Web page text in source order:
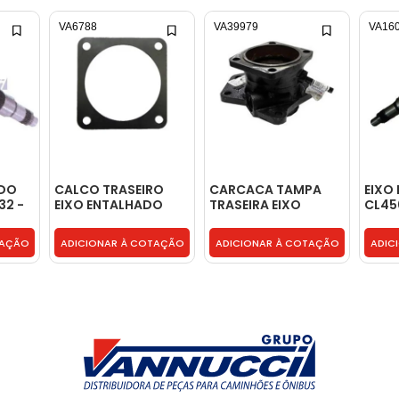
-
CALCO TRASEIRO
EIXO ENTALHADO
TE3301235
ADICIONAR À COTAÇÃO
VA6788
CARCACA TAMPA
TRASEIRA EIXO
94652986
ADICIONAR À COTAÇÃO
VA39979
EIXO